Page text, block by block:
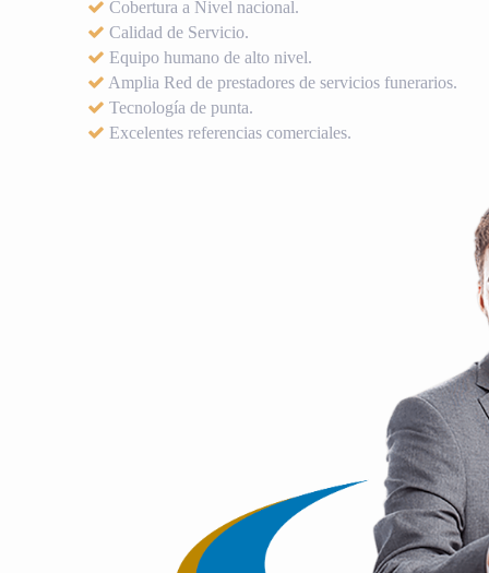
Cobertura a Nivel nacional.
Calidad de Servicio.
Equipo humano de alto nivel.
Amplia Red de prestadores de servicios funerarios.
Tecnología de punta.
Excelentes referencias comerciales.